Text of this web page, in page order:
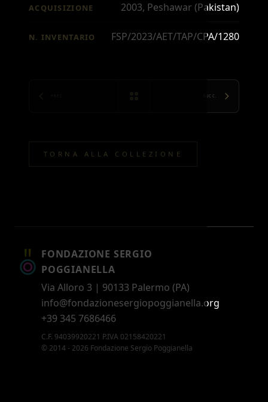
ACQUISIZIONE 2003, Peshawar (Pakistan)
N. INVENTARIO FSP/2023/AET/TAP/CPA/1280
SUCC.
TORNA ALLA COLLEZIONE
FONDAZIONE SERGIO
POGGIANELLA
Via Alloro 3 | 90133 Palermo (PA)
info@fondazionesergiopoggianella.org
+39 345 7686466
C.F. 94039920221 P.IVA 02158420221
© 2014 - 2026 Fondazione Sergio Poggianella